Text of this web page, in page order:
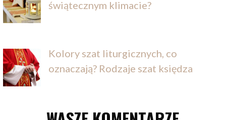
świątecznym klimacie?
Kolory szat liturgicznych, co
oznaczają? Rodzaje szat księdza